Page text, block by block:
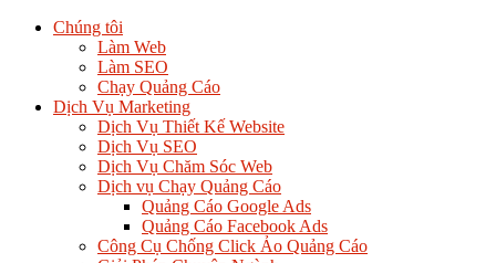
Chúng tôi
Làm Web
Làm SEO
Chạy Quảng Cáo
Dịch Vụ Marketing
Dịch Vụ Thiết Kế Website
Dịch Vụ SEO
Dịch Vụ Chăm Sóc Web
Dịch vụ Chạy Quảng Cáo
Quảng Cáo Google Ads
Quảng Cáo Facebook Ads
Công Cụ Chống Click Ảo Quảng Cáo